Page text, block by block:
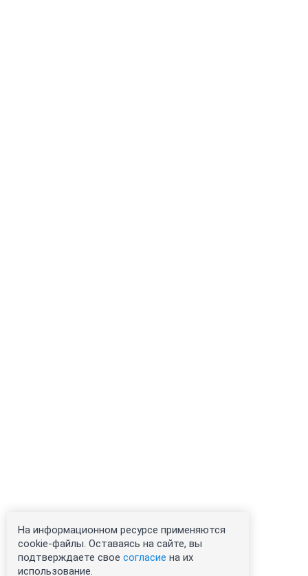
На информационном ресурсе применяются
cookie-файлы. Оставаясь на сайте, вы
подтверждаете свое согласие на их
использование.